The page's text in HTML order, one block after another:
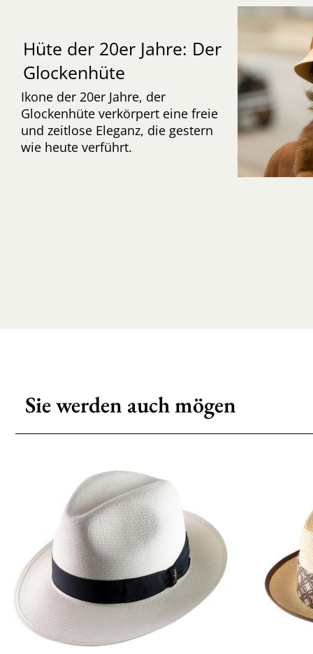
Hüte der 20er Jahre: Der
Glockenhüte
Ikone der 20er Jahre, der
Glockenhüte verkörpert eine freie
und zeitlose Eleganz, die gestern
wie heute verführt.
Sie werden auch mögen